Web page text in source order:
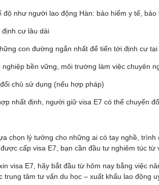
độ như người lao động Hàn: bảo hiểm y tế, bảo
cư lâu dài
con đường ngắn nhất để tiến tới định cư tại
bền vững, môi trường làm việc chuyên
chủ sử dụng (nếu hợp pháp)
nhất định, người giữ visa E7 có thể chuyển
chọn lý tưởng cho những ai có tay nghề,
cấp visa E7, bạn cần đầu tư nghiêm túc
visa E7, hãy bắt đầu từ hôm nay bằng việc
trung tâm tư vấn du học – xuất khẩu lao